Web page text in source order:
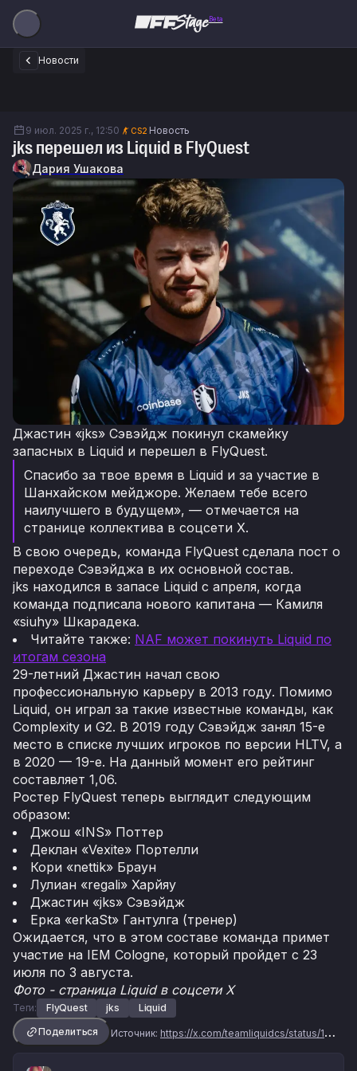
Beta
Новости
9 июл. 2025 г., 12:50 CS2 Новость
jks перешел из Liquid в FlyQuest
Дария Ушакова
Джастин «jks» Сэвэйдж покинул скамейку
запасных в Liquid и перешел в FlyQuest.
Спасибо за твое время в Liquid и за участие в
Шанхайском мейджоре. Желаем тебе всего
наилучшего в будущем», — отмечается на
странице коллектива в соцсети Х.
В свою очередь, команда FlyQuest сделала пост о
переходе Сэвэйджа в их основной состав.
jks находился в запасе Liquid с апреля, когда
команда подписала нового капитана — Камиля
«⁠siuhy⁠» Шкарадека.
Читайте также: NAF может покинуть Liquid по
итогам сезона
29-летний Джастин начал свою
профессиональную карьеру в 2013 году. Помимо
Liquid, он играл за такие известные команды, как
Complexity и G2. В 2019 году Сэвэйдж занял 15-е
место в списке лучших игроков по версии HLTV, а
в 2020 — 19-е. На данный момент его рейтинг
составляет 1,06.
Ростер FlyQuest теперь выглядит следующим
образом:
Джош «INS» Поттер
Деклан «Vexite» Портелли
Кори «nettik» Браун
Лулиан «regali» Харйяу
Джастин «jks» Сэвэйдж
Ерка «erkaSt» Гантулга (тренер)
Ожидается, что в этом составе команда примет
участие на IEM Cologne, который пройдет с 23
июля по 3 августа.
Фото - страница Liquid в соцсети Х
Теги: FlyQuest jks
Liquid
Поделиться
Источник: https://x.com/teamliquidcs/status/1942886458316005622